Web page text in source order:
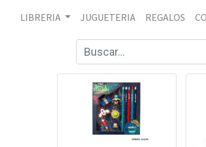
LIBRERIA JUGUETERIA REGALOS